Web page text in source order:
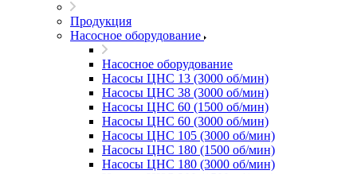
Продукция
Насосное оборудование
Насосное оборудование
Насосы ЦНС 13 (3000 об/мин)
Насосы ЦНС 38 (3000 об/мин)
Насосы ЦНС 60 (1500 об/мин)
Насосы ЦНС 60 (3000 об/мин)
Насосы ЦНС 105 (3000 об/мин)
Насосы ЦНС 180 (1500 об/мин)
Насосы ЦНС 180 (3000 об/мин)